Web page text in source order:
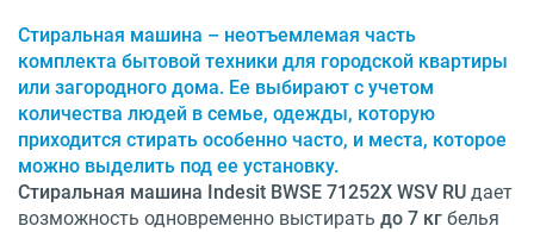
Стиральная машина – неотъемлемая часть
комплекта бытовой техники для городской квартиры
или загородного дома. Ее выбирают с учетом
количества людей в семье, одежды, которую
приходится стирать особенно часто, и места, которое
можно выделить под ее установку.
Стиральная машина Indesit BWSE 71252X WSV RU дает
возможность одновременно выстирать до 7 кг белья